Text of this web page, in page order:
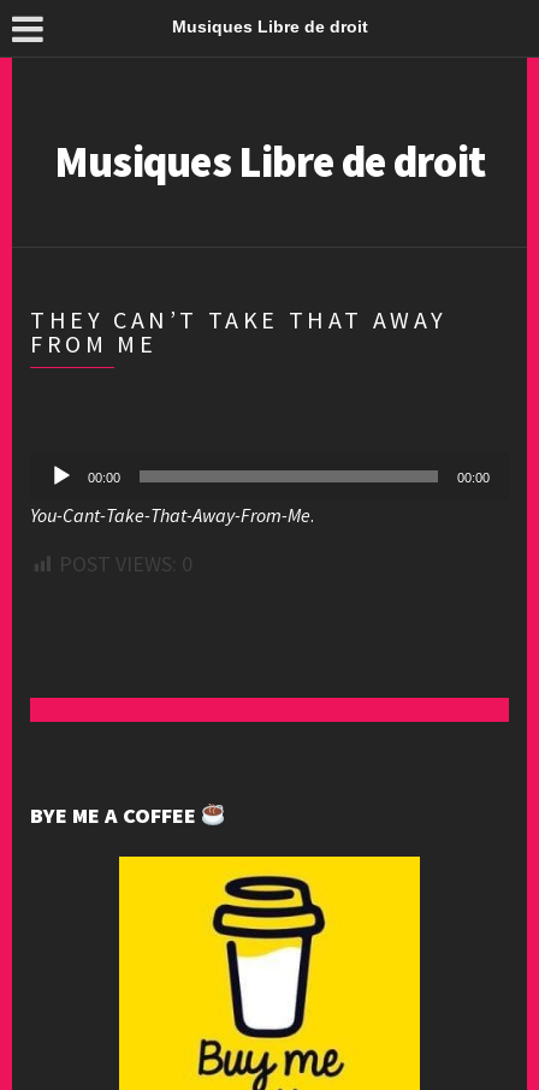
Musiques Libre de droit
Musiques Libre de droit
THEY CAN’T TAKE THAT AWAY
FROM ME
Lecteur 00:00 00:00
You-Cant-Take-That-Away-From-Me.
POST VIEWS: 0
BYE ME A COFFEE